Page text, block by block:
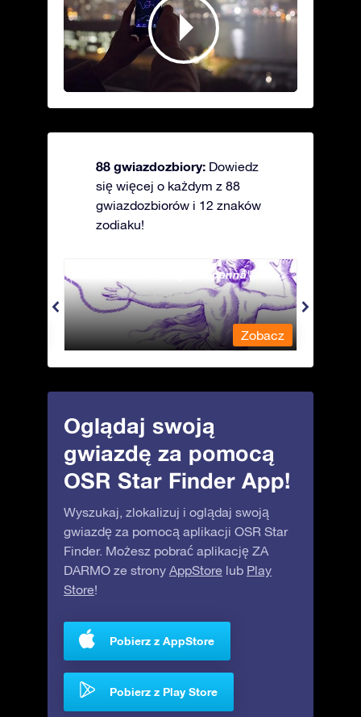
88 gwiazdozbiory: Dowiedz
się więcej o każdym z 88
gwiazdozbiorów i 12 znaków
zodiaku!
Andromeda - Związana panna
Zobacz
Oglądaj swoją
gwiazdę za pomocą
OSR Star Finder App!
Wyszukaj, zlokalizuj i oglądaj swoją
gwiazdę za pomocą aplikacji OSR Star
Finder. Możesz pobrać aplikację ZA
DARMO ze strony AppStore lub Play
Store!
Pobierz z AppStore
Pobierz z Play Store